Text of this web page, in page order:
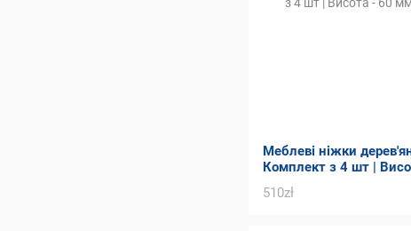
Меблеві ніжки
Комплект з 4 шт |
Товщина - 90 мм
510zł